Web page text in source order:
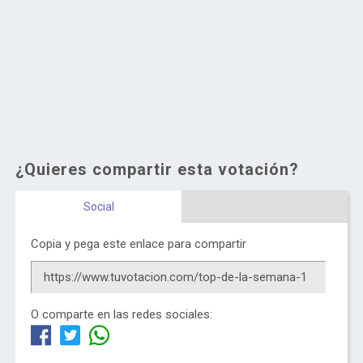
¿Quieres compartir esta votación?
Social
Copia y pega este enlace para compartir
O comparte en las redes sociales: